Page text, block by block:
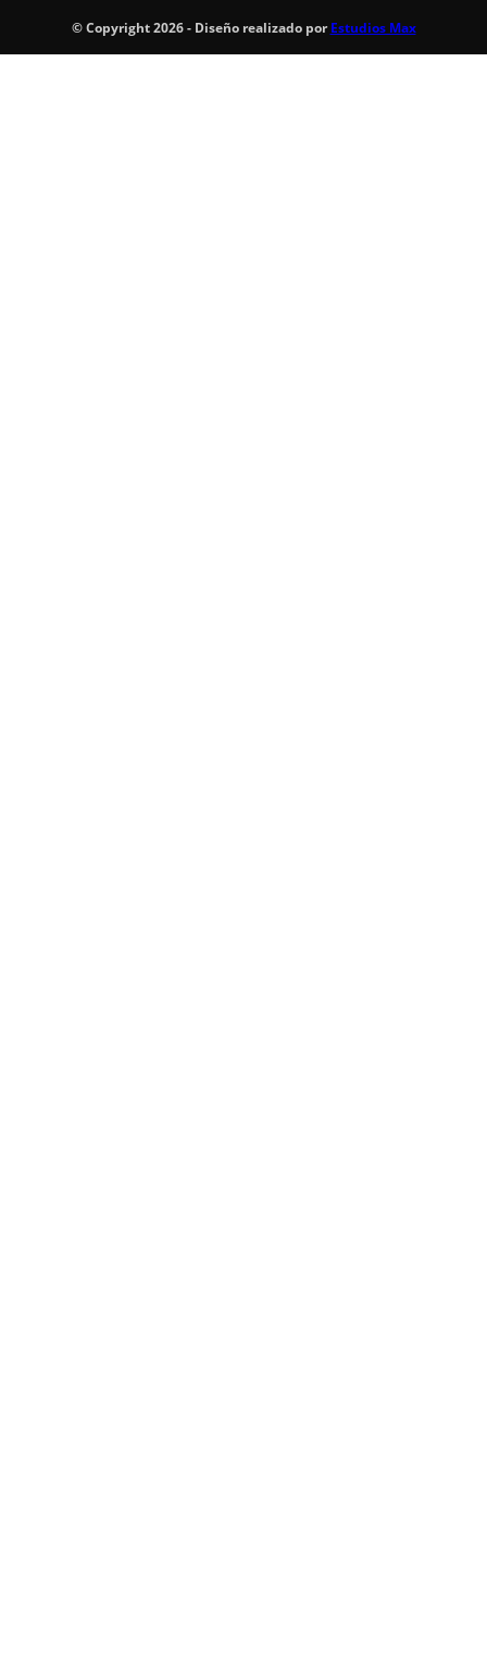
© Copyright 2026 - Diseño realizado porEstudios Max